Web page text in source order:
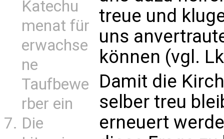
Katechu
menat für
erwachse
ne
Taufbewe
rber ein
Die
treue und
uns
können (vgl.
Damit die
selber treu
erneuert